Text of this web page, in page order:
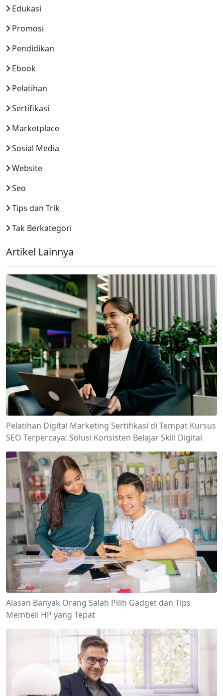
Edukasi
Promosi
Pendidikan
Ebook
Pelatihan
Sertifikasi
Marketplace
Sosial Media
Website
Seo
Tips dan Trik
Tak Berkategori
Artikel Lainnya
Pelatihan Digital Marketing Sertifikasi di Tempat Kursus
SEO Terpercaya: Solusi Konsisten Belajar Skill Digital
Alasan Banyak Orang Salah Pilih Gadget dan Tips
Membeli HP yang Tepat